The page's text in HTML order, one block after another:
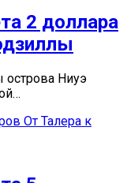
2 доллара
острова Ниуэ